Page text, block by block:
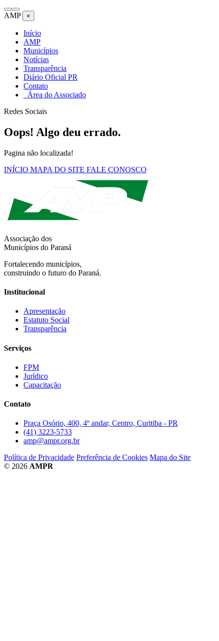
AMP ×
Início
AMP
Municípios
Notícias
Transparência
Diário Oficial PR
Contato
Área do Associado
Redes Sociais
Oops! Algo deu errado.
Pagina não localizada!
INÍCIO MAPA DO SITE FALE CONOSCO
Associação dos
Municípios do Paraná
Fortalecendo municípios,
construindo o futuro do Paraná.
Institucional
Apresentação
Estatuto Social
Transparência
Serviços
FPM
Jurídico
Capacitação
Contato
Praça Osório, 400, 4º andar, Centro, Curitiba - PR
(41) 3223-5733
amp@ampr.org.br
Política de Privacidade Preferência de Cookies Mapa do Site
© 2026 AMPR